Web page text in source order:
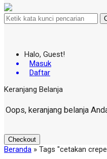
Halo, Guest!
Masuk
Daftar
Keranjang Belanja
Oops, keranjang belanja
Checkout
Beranda » Tags "cetakan